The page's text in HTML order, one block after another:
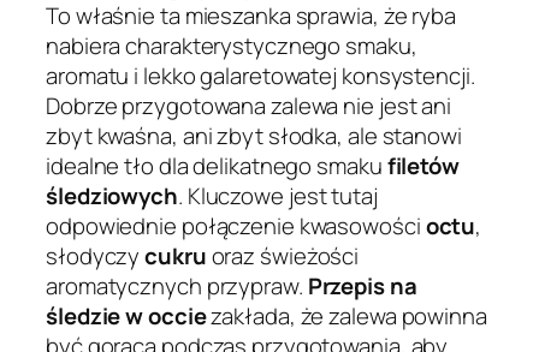
To właśnie ta mieszanka sprawia, że ryba
nabiera charakterystycznego smaku,
aromatu i lekko galaretowatej konsystencji.
Dobrze przygotowana zalewa nie jest ani
zbyt kwaśna, ani zbyt słodka, ale stanowi
idealne tło dla delikatnego smakufiletów
śledziowych. Kluczowe jest tutaj
odpowiednie połączenie kwasowościoctu,
słodyczycukruoraz świeżości
aromatycznych przypraw. Przepis na
śledzie w occiezakłada, że zalewa powinna
być gorąca podczas przygotowania, aby